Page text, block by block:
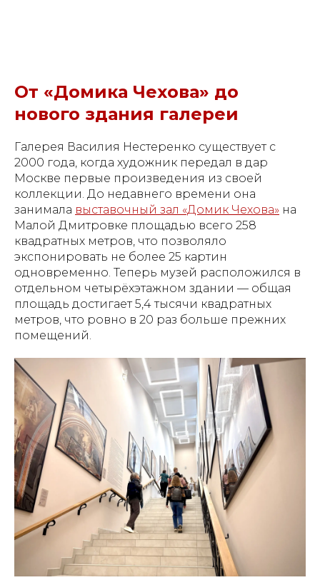
От «Домика Чехова» до
нового здания галереи
Галерея Василия Нестеренко существует с
2000 года, когда художник передал в дар
Москве первые произведения из своей
коллекции. До недавнего времени она
занимала выставочный зал «Домик Чехова» на
Малой Дмитровке площадью всего 258
квадратных метров, что позволяло
экспонировать не более 25 картин
одновременно. Теперь музей расположился в
отдельном четырёхэтажном здании — общая
площадь достигает 5,4 тысячи квадратных
метров, что ровно в 20 раз больше прежних
помещений.